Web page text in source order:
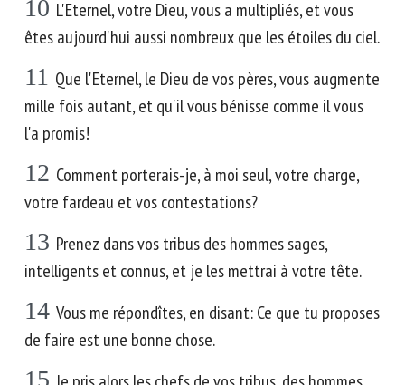
10 L'Eternel, votre Dieu, vous a multipliés, et vous
êtes aujourd'hui aussi nombreux que les étoiles du ciel.
11 Que l'Eternel, le Dieu de vos pères, vous augmente
mille fois autant, et qu'il vous bénisse comme il vous
l'a promis!
12 Comment porterais-je, à moi seul, votre charge,
votre fardeau et vos contestations?
13 Prenez dans vos tribus des hommes sages,
intelligents et connus, et je les mettrai à votre tête.
14 Vous me répondîtes, en disant: Ce que tu proposes
de faire est une bonne chose.
15